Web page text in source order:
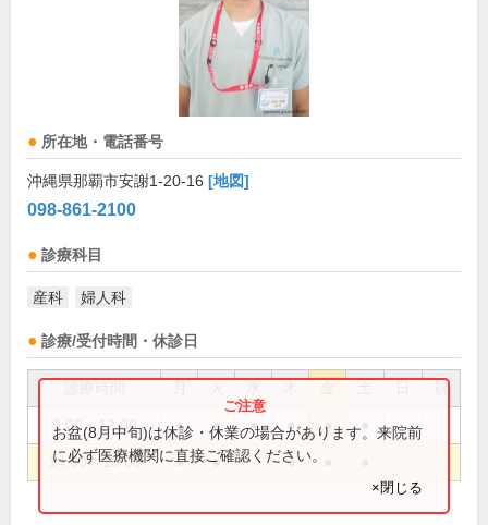
所在地・電話番号
沖縄県那覇市安謝1-20-16 [地図]
098-861-2100
診療科目
産科 婦人科
診療/受付時間・休診日
祝
9:00～12:00 ● ● ● ● ●
14:00～18:00 ● ● ●
お盆(8月中旬)は休診・休業の場合があります。来院前
に必ず医療機関に直接ご確認ください。
×閉じる